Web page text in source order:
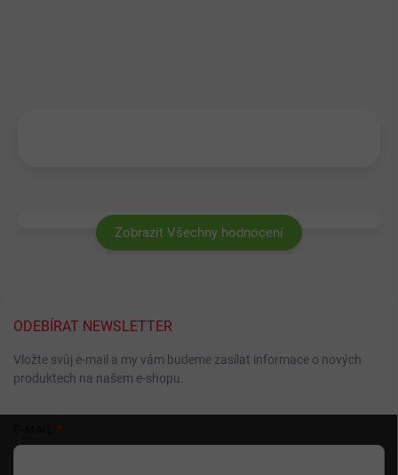
Zobrazit Všechny hodnocení
ODEBÍRAT NEWSLETTER
Vložte svůj e-mail a my vám budeme zasílat informace o nových
produktech na našem e-shopu.